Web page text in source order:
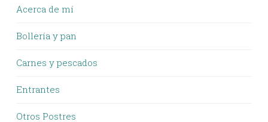
Acerca de mí
Bollería y pan
Carnes y pescados
Entrantes
Otros Postres